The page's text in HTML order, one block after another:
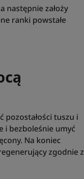
następnie założy
ranki powstałe
pozostałości tuszu i
i bezboleśnie umyć
Na koniec
zgodnie z